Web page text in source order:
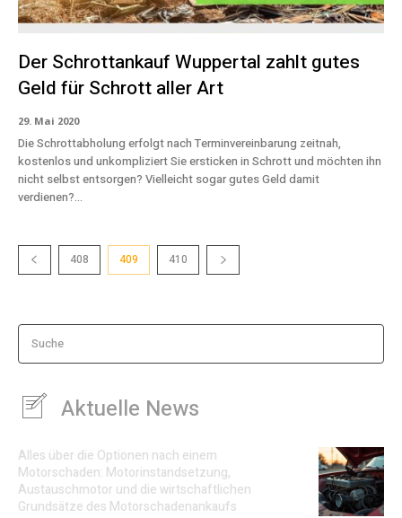
Der Schrottankauf Wuppertal zahlt gutes
Geld für Schrott aller Art
29. Mai 2020
Die Schrottabholung erfolgt nach Terminvereinbarung zeitnah,
kostenlos und unkompliziert Sie ersticken in Schrott und möchten ihn
nicht selbst entsorgen? Vielleicht sogar gutes Geld damit
verdienen?...
408 409 410
Suche
Aktuelle News
Alles über die Optionen nach einem
Motorschaden: Motorinstandsetzung,
Austauschmotor und die wirtschaftlichen
Grundsätze des Motorschadenankaufs